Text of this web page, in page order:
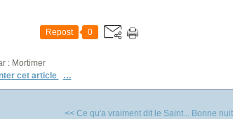
Repost 0
: Mortimer
cet article
…
<< Ce qu'a vraiment dit le Saint... Bonne